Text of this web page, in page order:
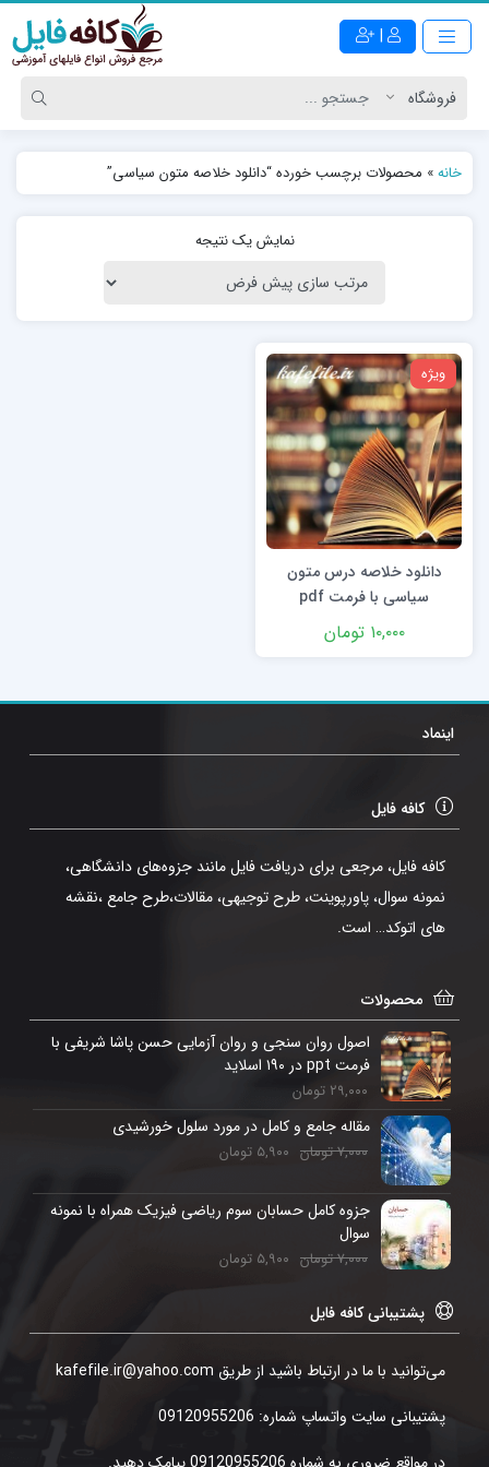
|
خانه» محصولات برچسب خورده “دانلود خلاصه متون سیاسی”
نمایش یک نتیجه
ویژه
دانلود خلاصه درس متون
سیاسی با فرمت pdf
۱۰,۰۰۰ تومان
اینماد
کافه فایل
کافه فایل، مرجعی برای دریافت فایل مانند جزوه‌های دانشگاهی،
نمونه سوال، پاورپوینت، طرح توجیهی، مقالات،طرح جامع ،نقشه
های اتوکد… است.
محصولات
اصول روان سنجی و روان آزمایی حسن پاشا شریفی با
فرمت ppt در ۱۹۰ اسلاید
۲۹,۰۰۰ تومان
مقاله جامع و کامل در مورد سلول خورشیدی
۷,۰۰۰تومان ۵,۹۰۰ تومان
جزوه کامل حسابان سوم ریاضی فیزیک همراه با نمونه
سوال
۷,۰۰۰تومان ۵,۹۰۰ تومان
پشتیبانی کافه فایل
می‌توانید با ما در ارتباط باشید از طریق kafefile.ir@yahoo.com
پشتیبانی سایت واتساپ شماره: 09120955206